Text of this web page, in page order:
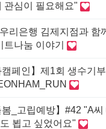
관심이 필요해요"
리은행 김제지점과 함
트나눔 이야기
캠페인】제1회 생수기
봄_고립예방】#42 "A씨
뵙고 싶었어요"